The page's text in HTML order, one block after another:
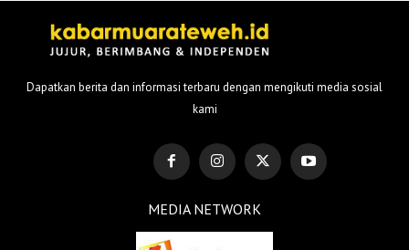
Dapatkan berita dan informasi terbaru dengan mengikuti media sosial
kami
MEDIA NETWORK